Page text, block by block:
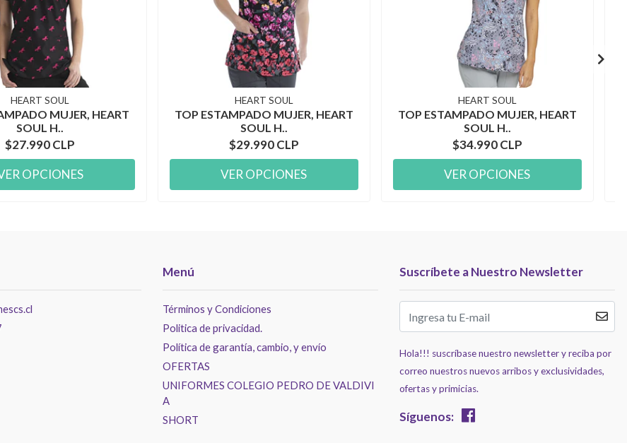
HEART SOUL
MUJER, HEART
SOUL H..
$27.990 CLP
OPCIONES
HEART SOUL
TOP ESTAMPADO MUJER, HEART
SOUL H..
$29.990 CLP
VER OPCIONES
HEART SOUL
TOP ESTAMPADO MUJER, HEART
SOUL H..
$34.990 CLP
VER OPCIONES
Menú
Términos y Condiciones
Politica de privacidad.
Política de garantía, cambio, y envío
OFERTAS
UNIFORMES COLEGIO PEDRO DE VALDIVI
A
SHORT
Suscríbete a Nuestro Newsletter
Hola!!! suscríbase nuestro newsletter y reciba por
correo nuestros nuevos arribos y exclusividades,
ofertas y primicias.
Síguenos: